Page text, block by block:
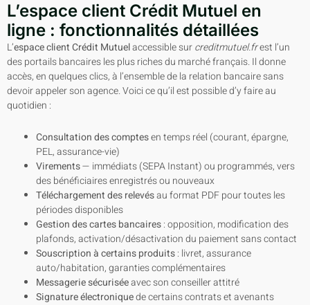
L’espace client Crédit Mutuel en
ligne : fonctionnalités détaillées
L’espace client Crédit Mutuelaccessible surcreditmutuel.frest l’un
des portails bancaires les plus riches du marché français. Il donne
accès, en quelques clics, à l’ensemble de la relation bancaire sans
devoir appeler son agence. Voici ce qu’il est possible d’y faire au
quotidien :
Consultation des comptesen temps réel (courant, épargne,
PEL, assurance-vie)
Virements— immédiats (SEPA Instant) ou programmés, vers
des bénéficiaires enregistrés ou nouveaux
Téléchargement des relevésau format PDF pour toutes les
périodes disponibles
Gestion des cartes bancaires: opposition, modification des
plafonds, activation/désactivation du paiement sans contact
Souscription à certains produits: livret, assurance
auto/habitation, garanties complémentaires
Messagerie sécuriséeavec son conseiller attitré
Signature électroniquede certains contrats et avenants